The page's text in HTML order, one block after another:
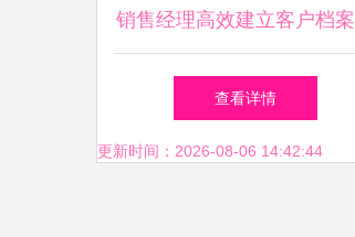
销售经理高效建立客户档
全流程指南
查看详情
更新时间：2026-08-06 14:42:44